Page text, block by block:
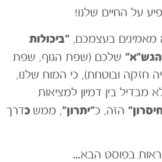
על החיים שלנו!
מאמינים בעצמכם, ״ביכולות
שלכם (שפת הגוף, שפת
חזקה ובוטחת), כי המוח שלנו,
מבדיל בין דמיון למציאות
הזה, כ״יתרון״, ממש כדרך
בפוסט הבא…